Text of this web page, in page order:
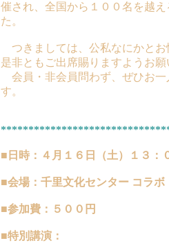
催され、全国から１００名を越
た。
つきましては、公私なにかとお
是非ともご出席賜りますようお願
会員・非会員問わず、ぜひお一
す。
■日時：４月１６日（土）１３
■会場：千里文化センター コラ
■参加費：５００円
■特別講演：